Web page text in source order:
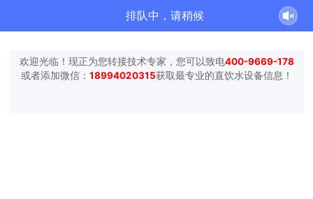
排队中，请稍候
欢迎光临！现正为您转接技术专家，您可以致电400-9669-178
或者添加微信： 18994020315获取最专业的直饮水设备信息！